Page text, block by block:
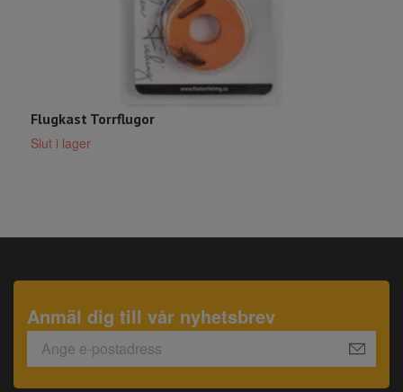
Flugkast Torrflugor
Slut i lager
Anmäl dig till vår nyhetsbrev